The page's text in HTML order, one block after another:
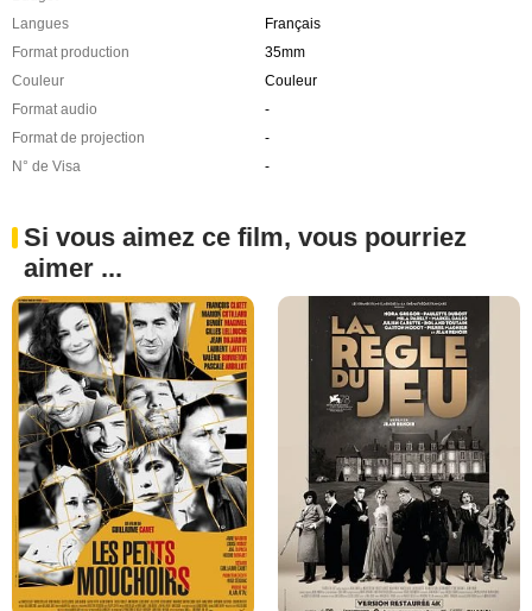
Langues
Français
Format production
35mm
Couleur
Couleur
Format audio
-
Format de projection
-
N° de Visa
-
Si vous aimez ce film, vous pourriez
aimer ...